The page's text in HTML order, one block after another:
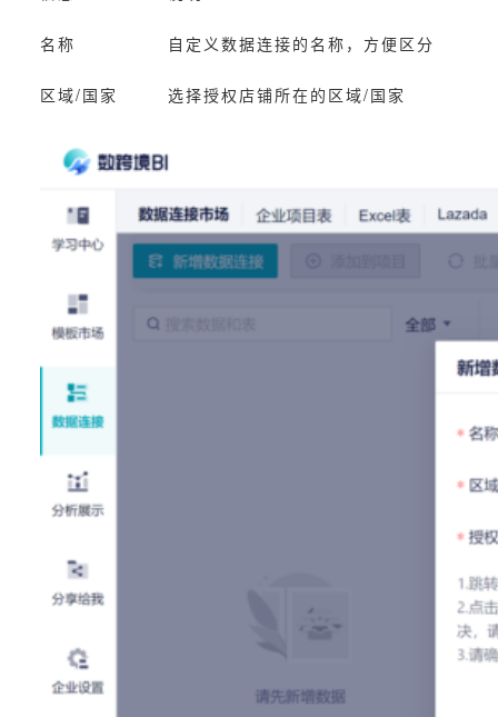
名称 自定义数据连接的名称，方便区分
区域/国家 选择授权店铺所在的区域/国家